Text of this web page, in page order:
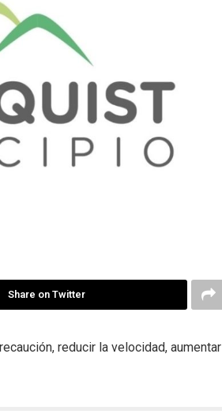
Share on Twitter
reducir la velocidad, aumentar